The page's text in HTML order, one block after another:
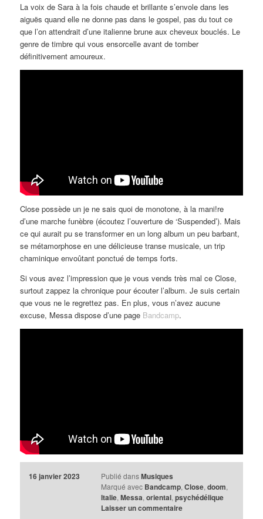
La voix de Sara à la fois chaude et brillante s’envole dans les
aiguës quand elle ne donne pas dans le gospel, pas du tout ce
que l’on attendrait d’une italienne brune aux cheveux bouclés. Le
genre de timbre qui vous ensorcelle avant de tomber
définitivement amoureux.
Close possède un je ne sais quoi de monotone, à la mani!re
d’une marche funèbre (écoutez l’ouverture de ‘Suspended’). Mais
ce qui aurait pu se transformer en un long album un peu barbant,
se métamorphose en une délicieuse transe musicale, un trip
chaminique envoûtant ponctué de temps forts.
Si vous avez l’impression que je vous vends très mal ce Close,
surtout zappez la chronique pour écouter l’album. Je suis certain
que vous ne le regrettez pas. En plus, vous n’avez aucune
excuse, Messa dispose d’une page Bandcamp.
16 janvier 2023 Publié dans Musiques
Marqué avec Bandcamp, Close, doom,
Italie, Messa, oriental, psychédélique
Laisser un commentaire